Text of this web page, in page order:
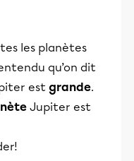
les planètes
qu’on dit
est grande.
Jupiter est